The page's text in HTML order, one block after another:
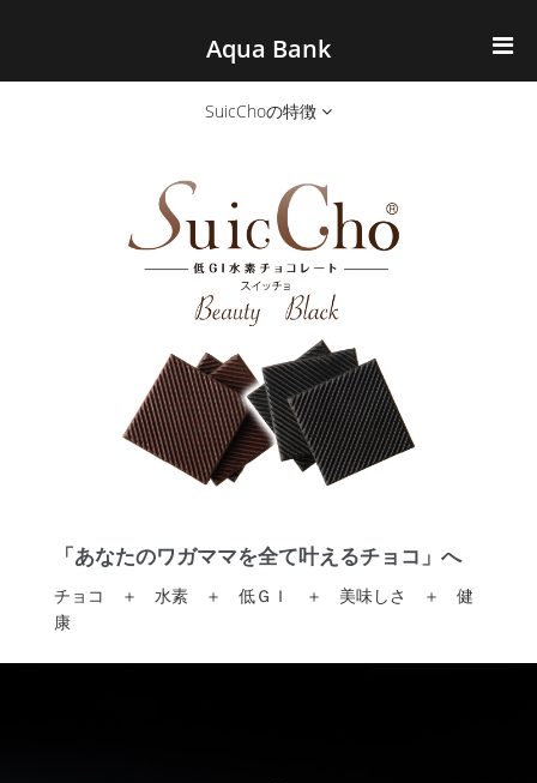
Aqua Bank
Water Server
会社概要
SuicChoの特徴
「あなたのワガママを全て叶えるチョコ」へ
チョコ ＋ 水素 ＋ 低ＧＩ ＋ 美味しさ ＋ 健
康